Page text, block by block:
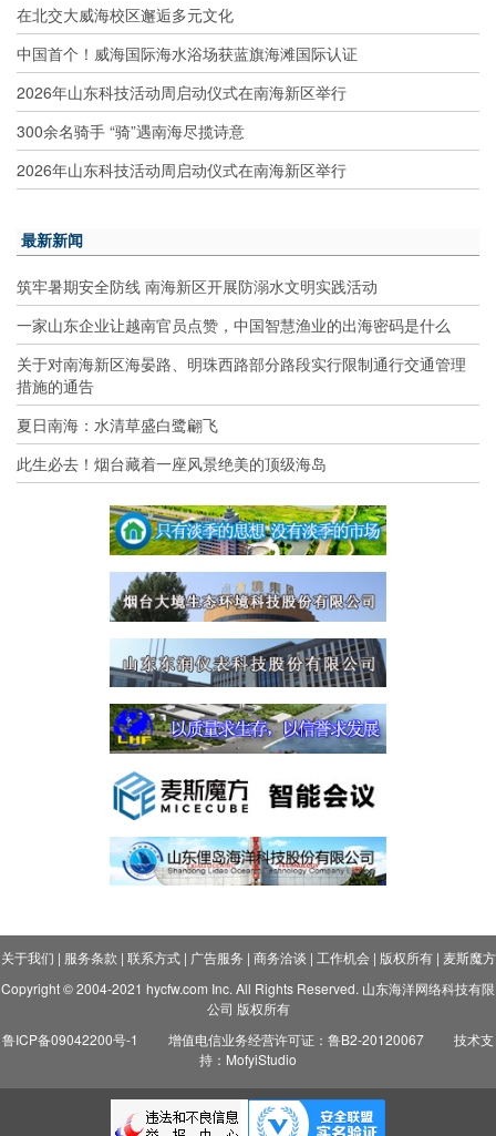
在北交大威海校区邂逅多元文化
中国首个！威海国际海水浴场获蓝旗海滩国际认证
2026年山东科技活动周启动仪式在南海新区举行
300余名骑手 “骑”遇南海尽揽诗意
2026年山东科技活动周启动仪式在南海新区举行
最新新闻
筑牢暑期安全防线 南海新区开展防溺水文明实践活动
一家山东企业让越南官员点赞，中国智慧渔业的出海密码是什么
关于对南海新区海晏路、明珠西路部分路段实行限制通行交通管理
措施的通告
夏日南海：水清草盛白鹭翩飞
此生必去！烟台藏着一座风景绝美的顶级海岛
关于我们 | 服务条款 | 联系方式| 广告服务 | 商务洽谈 | 工作机会| 版权所有| 麦斯魔方
Copyright © 2004-2021 hycfw.com Inc. All Rights Reserved. 山东海洋网络科技有限
公司 版权所有
鲁ICP备09042200号-1
增值电信业务经营许可证：鲁B2-20120067
技术支
持：MofyiStudio